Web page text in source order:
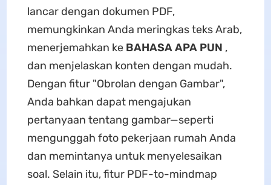
lancar dengan dokumen PDF,
memungkinkan Anda meringkas teks Arab,
menerjemahkan ke BAHASA APA PUN ,
dan menjelaskan konten dengan mudah.
Dengan fitur "Obrolan dengan Gambar",
Anda bahkan dapat mengajukan
pertanyaan tentang gambar—seperti
mengunggah foto pekerjaan rumah Anda
dan memintanya untuk menyelesaikan
soal. Selain itu, fitur PDF-to-mindmap